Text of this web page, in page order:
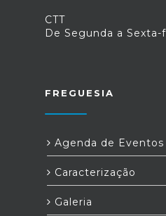
CTT
De Segunda a Sexta-
FREGUESIA
Agenda de Eventos
Caracterização
Galeria